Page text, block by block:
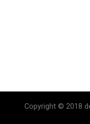
Copyright © 2018